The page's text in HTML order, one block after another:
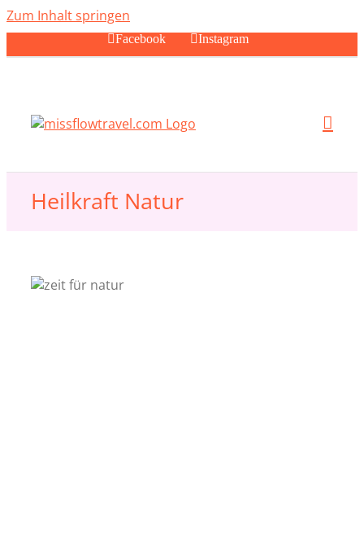
Zum Inhalt springen
Facebook Instagram
Heilkraft Natur